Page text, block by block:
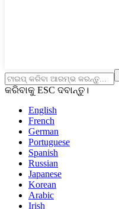
କରିବାକୁ ESC ଦବାନ୍ତୁ।
English
French
German
Portuguese
Spanish
Russian
Japanese
Korean
Arabic
Irish